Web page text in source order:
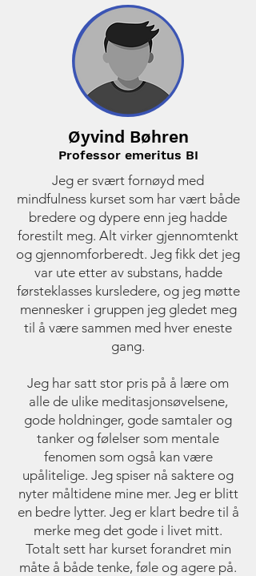
Øyvind Bøhren
Professor emeritus BI
Jeg er svært fornøyd med
mindfulness kurset som har vært både
bredere og dypere enn jeg hadde
forestilt meg. Alt virker gjennomtenkt
og gjennomforberedt. Jeg fikk det jeg
var ute etter av substans, hadde
førsteklasses kursledere, og jeg møtte
mennesker i gruppen jeg gledet meg
til å være sammen med hver eneste
gang.
Jeg har satt stor pris på å lære om
alle de ulike meditasjonsøvelsene,
gode holdninger, gode samtaler og
tanker og følelser som mentale
fenomen som også kan være
upålitelige. Jeg spiser nå saktere og
nyter måltidene mine mer. Jeg er blitt
en bedre lytter. Jeg er klart bedre til å
merke meg det gode i livet mitt.
Totalt sett har kurset forandret min
måte å både tenke, føle og agere på.